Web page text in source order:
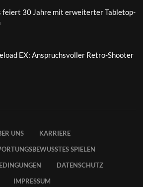
feiert 30 Jahre mit erweiterter Tabletop-
EX: Anspruchsvoller Retro-Shooter
UNS
KARRIERE
SPIELEN
DATENSCHUTZ
IMPRESSUM